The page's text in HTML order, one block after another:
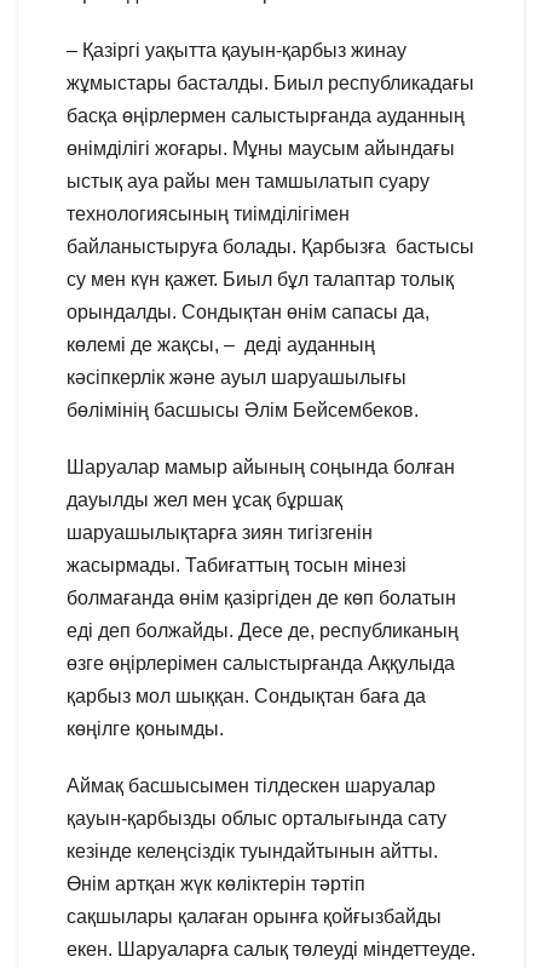
– Қазіргі уақытта қауын-қарбыз жинау
жұмыстары басталды. Биыл республикадағы
басқа өңірлермен салыстырғанда ауданның
өнімділігі жоғары. Мұны маусым айындағы
ыстық ауа райы мен тамшылатып суару
технологиясының тиімділігімен
байланыстыруға болады. Қарбызға бастысы
су мен күн қажет. Биыл бұл талаптар толық
орындалды. Сондықтан өнім сапасы да,
көлемі де жақсы, – деді ауданның
кәсіпкерлік және ауыл шаруашылығы
бөлімінің басшысы Әлім Бейсембеков.
Шаруалар мамыр айының соңында болған
дауылды жел мен ұсақ бұршақ
шаруашылықтарға зиян тигізгенін
жасырмады. Табиғаттың тосын мінезі
болмағанда өнім қазіргіден де көп болатын
еді деп болжайды. Десе де, республиканың
өзге өңірлерімен салыстырғанда Аққулыда
қарбыз мол шыққан. Сондықтан баға да
көңілге қонымды.
Аймақ басшысымен тілдескен шаруалар
қауын-қарбызды облыс орталығында сату
кезінде келеңсіздік туындайтынын айтты.
Өнім артқан жүк көліктерін тәртіп
сақшылары қалаған орынға қойғызбайды
екен. Шаруаларға салық төлеуді міндеттеуде.